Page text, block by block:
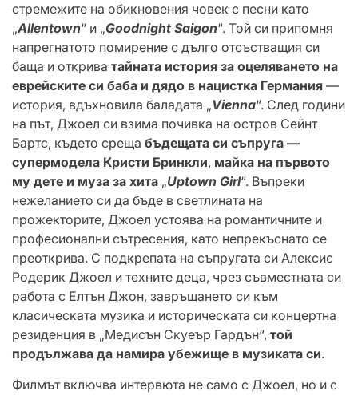
стремежите на обикновения човек с песни като
„Allentown“ и „Goodnight Saigon“. Той си припомня
напрегнатото помирение с дълго отсъстващия си
баща и открива тайната история за оцеляването на
еврейските си баба и дядо в нацистка Германия —
история, вдъхновила баладата „Vienna“. След години
на път, Джоел си взима почивка на остров Сейнт
Бартс, където среща бъдещата си съпруга —
супермодела Кристи Бринкли, майка на първото
му дете и муза за хита „Uptown Girl“. Въпреки
нежеланието си да бъде в светлината на
прожекторите, Джоел устоява на романтичните и
професионални сътресения, като непрекъснато се
преоткрива. С подкрепата на съпругата си Алексис
Родерик Джоел и техните деца, чрез съвместната си
работа с Елтън Джон, завръщането си към
класическата музика и историческата си концертна
резиденция в „Медисън Скуеър Гардън“, той
продължава да намира убежище в музиката си.
Филмът включва интервюта не само с Джоел, но и с